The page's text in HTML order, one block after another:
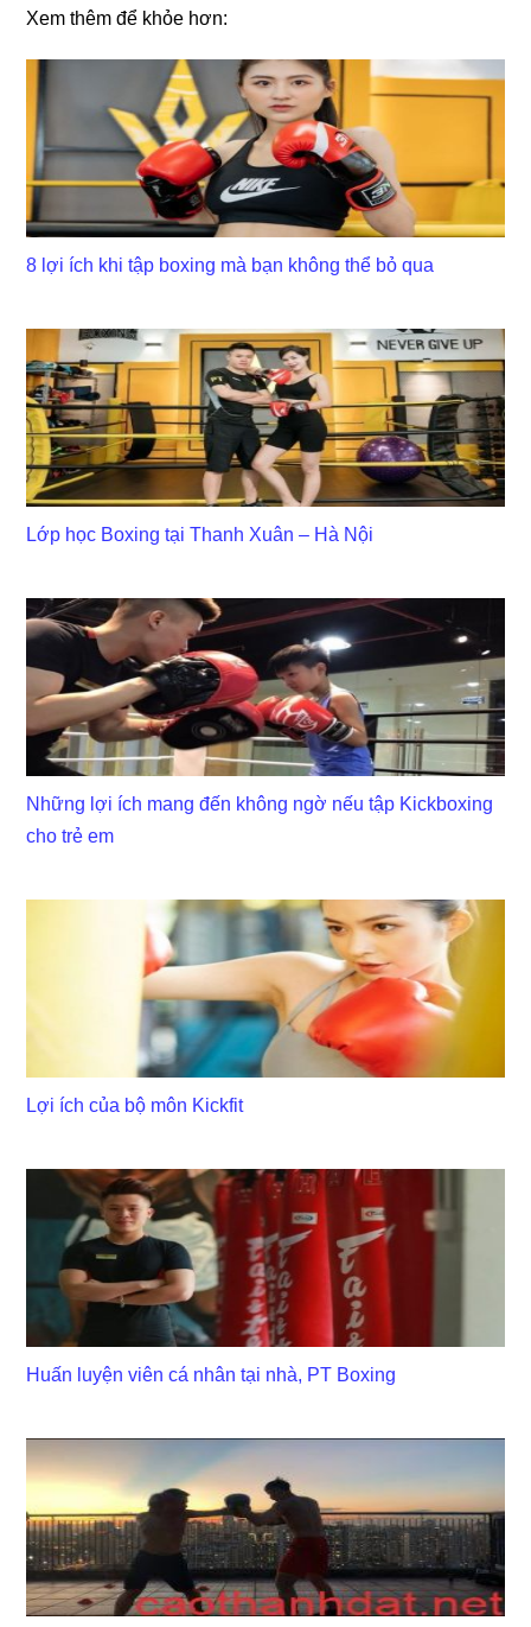
Xem thêm để khỏe hơn:
8 lợi ích khi tập boxing mà bạn không thể bỏ qua
Lớp học Boxing tại Thanh Xuân – Hà Nội
Những lợi ích mang đến không ngờ nếu tập Kickboxing
cho trẻ em
Lợi ích của bộ môn Kickfit
Huấn luyện viên cá nhân tại nhà, PT Boxing